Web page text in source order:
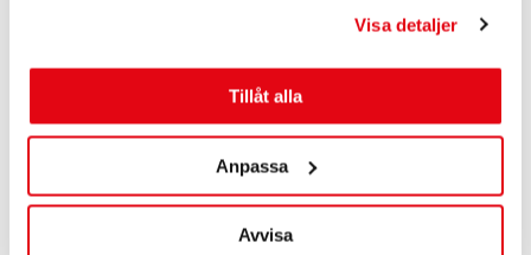
Visa detaljer
Tillåt alla
Anpassa
Avvisa